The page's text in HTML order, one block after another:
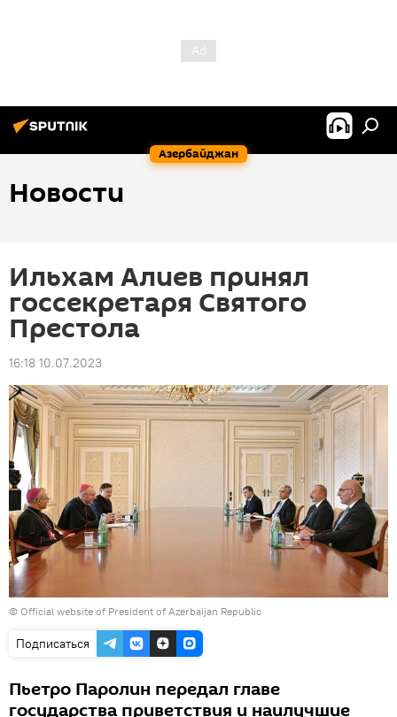
Азербайджан
Новости
Ильхам Алиев принял
госсекретаря Святого
Престола
16:18 10.07.2023
© Official website of President of Azerbaijan Republic
Подписаться
Пьетро Паролин передал главе
государства приветствия и наилучшие